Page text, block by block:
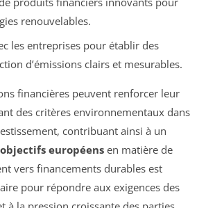
renouvelables.
les entreprises pour établir des
d’émissions clairs et mesurables.
financières peuvent renforcer leur
des critères environnementaux dans
contribuant ainsi à un
objectifs européens en matière de
vers financements durables est
pour répondre aux exigences des